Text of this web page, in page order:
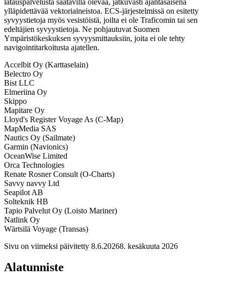
ylläpidettävää vektoriaineistoa. ECS-järjestelmissä on esitetty
syvyystietoja myös vesistöistä, joilta ei ole Traficomin tai sen
edeltäjien syvyystietoja. Ne pohjautuvat Suomen
Ympäristökeskuksen syvyysmittauksiin, joita ei ole tehty
navigointitarkoitusta ajatellen.
Accelbit Oy (Karttaselain)
Belectro Oy
Bist LLC
Elmeriina Oy
Skippo
Mapitare Oy
Lloyd's Register Voyage As (C-Map)
MapMedia SAS
Nautics Oy (Sailmate)
Garmin (Navionics)
OceanWise Limited
Orca Technologies
Renate Rosner Consult (O-Charts)
Savvy navvy Ltd
Seapilot AB
Solteknik HB
Tapio Palvelut Oy (Loisto Mariner)
Natlink Oy
Wärtsilä Voyage (Transas)
Sivu on viimeksi päivitetty 8.6.20268. kesäkuuta 2026
Alatunniste